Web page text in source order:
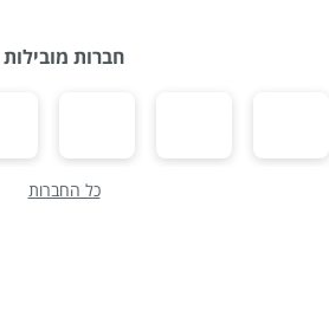
חברות מובילות
כל החברות